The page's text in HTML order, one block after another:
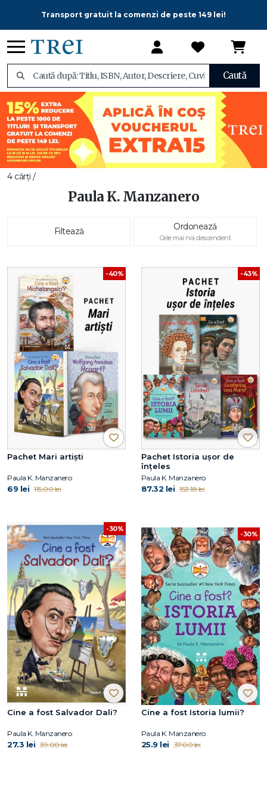
Transport gratuit la comenzi de peste 149 lei!
Caută
4 cărți /
Paula K. Manzanero
Filtează Ordonează
Cele mai noi descendent
-40%
Pachet Mari artiști
Paula K. Manzanero
69 lei 115.00 lei
-43%
Pachet Istoria ușor de
înțeles
Paula K. Manzanero
87.32 lei 153.18 lei
-30%
Cine a fost Salvador Dali?
Paula K. Manzanero
27.3 lei 39.00 lei
-30%
Cine a fost Istoria lumii?
Paula K. Manzanero
25.9 lei 37.00 lei